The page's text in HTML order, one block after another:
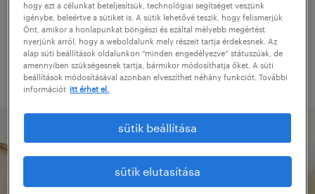
Adjon meg más pozíció nevet, vagy
kulcsszót, és ellenőrizze, hogy helyesen
írta-e le.
hogy ezt a célunkat beteljesítsük, technológiai segítséget veszünk
igénybe, beleértve a sütiket is. A sütik lehetővé teszik, hogy felismerjük
Önt, amikor a honlapunkat böngészi és ezáltal mélyebb megértést
nyerjünk arról, hogy a weboldalunk mely részeit tartja érdekesnek. Az
alap süti beállítások oldalunkon “minden engedélyezve” státuszúak, de
amennyiben szükségesnek tartja, bármikor módosíthatja őket. A süti
beállítások módosításával azonban elveszíthet néhány funkciót. További
információt itt érhet el.
sütik beállítása
sütik elutasítása